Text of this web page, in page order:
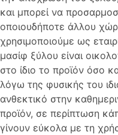
και μπορεί να
οποιουδήποτε άλλου
χρησιμοποιούμε ως
μασίφ ξύλου είναι
στο ίδιο το προϊόν όσο
λόγω της φυσικής του
ανθεκτικό στην
προϊόν, σε περίπτωση
γίνουν εύκολα με τη